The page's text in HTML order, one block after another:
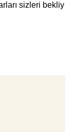
sizleri bekliy